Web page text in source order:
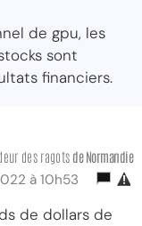
de gpu, les
sont
financiers.
des ragots de Normandie
à 10h53
de dollars de